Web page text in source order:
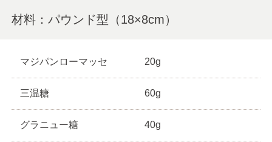
材料：パウンド型（18×8cm）
マジパンローマッセ 20g
三温糖 60g
グラニュー糖 40g